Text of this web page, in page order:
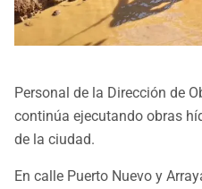
Personal de la Dirección de
continúa ejecutando obras
de la ciudad.
En calle Puerto Nuevo y